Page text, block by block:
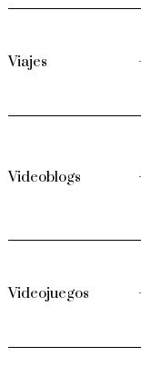
Viajes
Videoblogs
Videojuegos